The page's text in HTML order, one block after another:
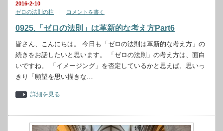
2016-2-10
ゼロの法則の柱
コメントを書く
0925.「ゼロの法則」は革新的な考え方Part6
皆さん、こんにちは。 今日も「ゼロの法則は革新的な考え方」の
続きをお話したいと思います。 「ゼロの法則」の考え方は、面白
いですね。 「イメージング」を否定しているかと思えば、思いっ
きり「願望を思い描きな…
詳細を見る